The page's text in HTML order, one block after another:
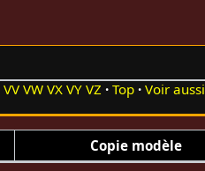
VV VW VX VY VZ Top Voir aussi
Copie modèle